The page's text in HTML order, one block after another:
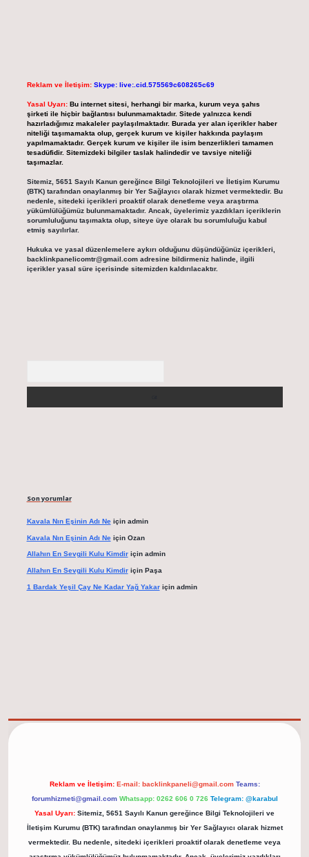
Reklam ve İletişim: Skype: live:.cid.575569c608265c69
Yasal Uyarı: Bu internet sitesi, herhangi bir marka, kurum veya şahıs
şirketi ile hiçbir bağlantısı bulunmamaktadır. Sitede yalnızca kendi
hazırladığımız makaleler paylaşılmaktadır. Burada yer alan içerikler haber
niteliği taşımamakta olup, gerçek kurum ve kişiler hakkında paylaşım
yapılmamaktadır. Gerçek kurum ve kişiler ile isim benzerlikleri tamamen
tesadüfidir. Sitemizdeki bilgiler taslak halindedir ve tavsiye niteliği
taşımazlar.
Sitemiz, 5651 Sayılı Kanun gereğince Bilgi Teknolojileri ve İletişim Kurumu
(BTK) tarafından onaylanmış bir Yer Sağlayıcı olarak hizmet vermektedir. Bu
nedenle, sitedeki içerikleri proaktif olarak denetleme veya araştırma
yükümlülüğümüz bulunmamaktadır. Ancak, üyelerimiz yazdıkları içeriklerin
sorumluluğunu taşımakta olup, siteye üye olarak bu sorumluluğu kabul
etmiş sayılırlar.
Hukuka ve yasal düzenlemelere aykırı olduğunu düşündüğünüz içerikleri,
backlinkpanelicomtr@gmail.comadresine bildirmeniz halinde, ilgili
içerikler yasal süre içerisinde sitemizden kaldırılacaktır.
Son yorumlar
Kavala Nın Eşinin Adı Neiçin admin
Kavala Nın Eşinin Adı Neiçin Ozan
Allahın En Sevgili Kulu Kimdiriçin admin
Allahın En Sevgili Kulu Kimdiriçin Paşa
1 Bardak Yeşil Çay Ne Kadar Yağ Yakariçin admin
Reklam ve İletişim: E-mail: backlinkpaneli@gmail.com Teams:
forumhizmeti@gmail.com Whatsapp: 0262 606 0 726 Telegram: @karabul
Yasal Uyarı: Sitemiz, 5651 Sayılı Kanun gereğince Bilgi Teknolojileri ve
İletişim Kurumu (BTK) tarafından onaylanmış bir Yer Sağlayıcı olarak hizmet
vermektedir. Bu nedenle, sitedeki içerikleri proaktif olarak denetleme veya